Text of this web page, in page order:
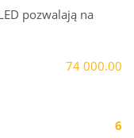
pozwalają na
74 000.00
6